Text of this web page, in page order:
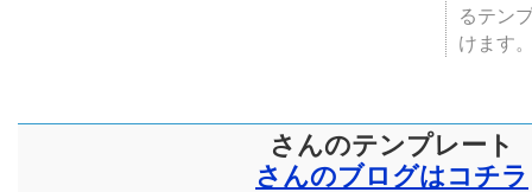
るテン
けます
さんのテンプレート
さんのブログはコチラ